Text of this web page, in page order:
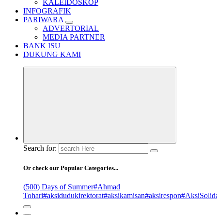
KALEIDOSKOP
INFOGRAFIK
PARIWARA
ADVERTORIAL
MEDIA PARTNER
BANK ISU
DUKUNG KAMI
Search for:
Or check our Popular Categories...
(500) Days of Summer#Ahmad
Tohari#aksidudukirektorat#aksikamisan#aksirespon